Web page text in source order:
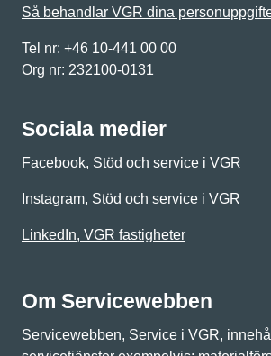
Så behandlar VGR dina
Tel nr: +46 10-441 00 00
Org nr: 232100-0131
Sociala medier
Facebook, Stöd och service i VGR
Instagram, Stöd och service i VGR
LinkedIn, VGR fastigheter
Om Servicewebben
Servicewebben, Service i VGR,